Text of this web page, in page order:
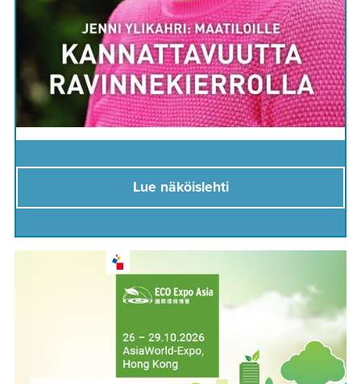
Lue näköislehti